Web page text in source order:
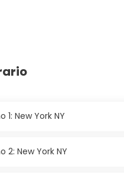
1: New York NY
2: New York NY